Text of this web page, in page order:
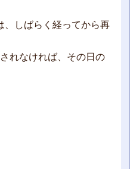
しばらく経ってから再
れなければ、その日の